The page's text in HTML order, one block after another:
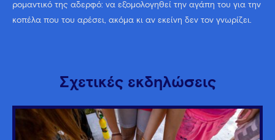
ρομαντικό της αδερφό: να εξομολογηθεί την αγάπη του για την
κοπέλα που του αρέσει, ακόμα κι αν εκείνη δεν τον γνωρίζει.
Σχετικές εκδηλώσεις